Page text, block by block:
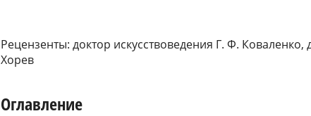
Рецензенты: доктор искусствоведения Г. Ф. Коваленко,
Хорев
Оглавление